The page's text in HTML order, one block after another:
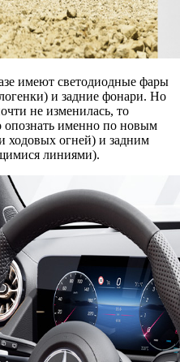
имеют светодиодные фары
и задние фонари. Но
не изменилась, то
именно по новым
ходовых огней) и задним
линиями).